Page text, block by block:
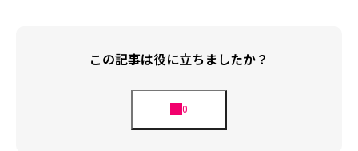
この記事は役に立ちましたか？